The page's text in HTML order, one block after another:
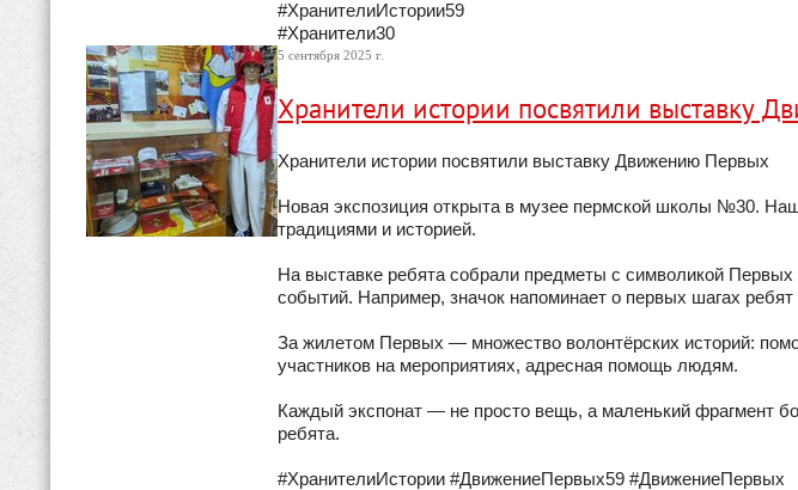
#ХранителиИстории59
#Хранители30
5 сентября 2025 г.
Хранители истории посвятили выставку
Хранители истории посвятили выставку Движению Первых
Новая экспозиция открыта в музее пермской школы №30.
традициями и историей.
На выставке ребята собрали предметы с символикой
событий. Например, значок напоминает о первых шагах
За жилетом Первых — множество волонтёрских историй:
участников на мероприятиях, адресная помощь людям.
Каждый экспонат — не просто вещь, а маленький фрагмент
ребята.
#ХранителиИстории #ДвижениеПервых59 #ДвижениеПервых